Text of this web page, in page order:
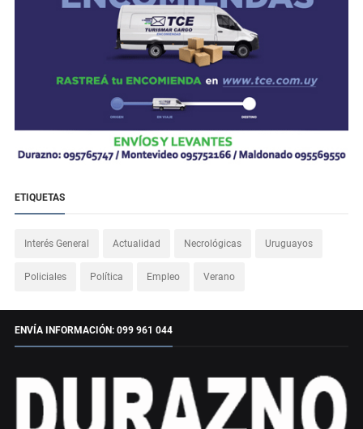
ETIQUETAS
Interés General Actualidad Necrológicas Uruguayos
Policiales Política Empleo Verano
ENVÍA INFORMACIÓN: 099 961 044